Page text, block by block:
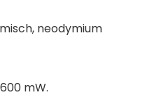
neodymium
mW.